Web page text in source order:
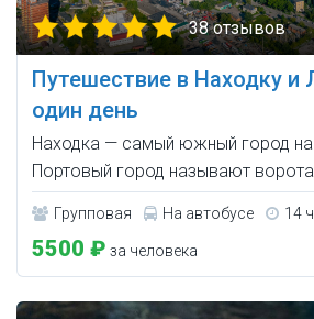
38 отзывов
Путешествие в Находку и
один день
Находка — самый южный город
Портовый город называют
Групповая На автобусе 14
5500 ₽ за человека